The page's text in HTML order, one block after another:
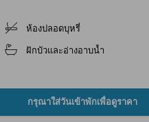
ห้องปลอดบุหรี่
ฝักบัวและอ่างอาบน้ำ
กรุณาใส่วันเข้าพักเพื่อดูราคา